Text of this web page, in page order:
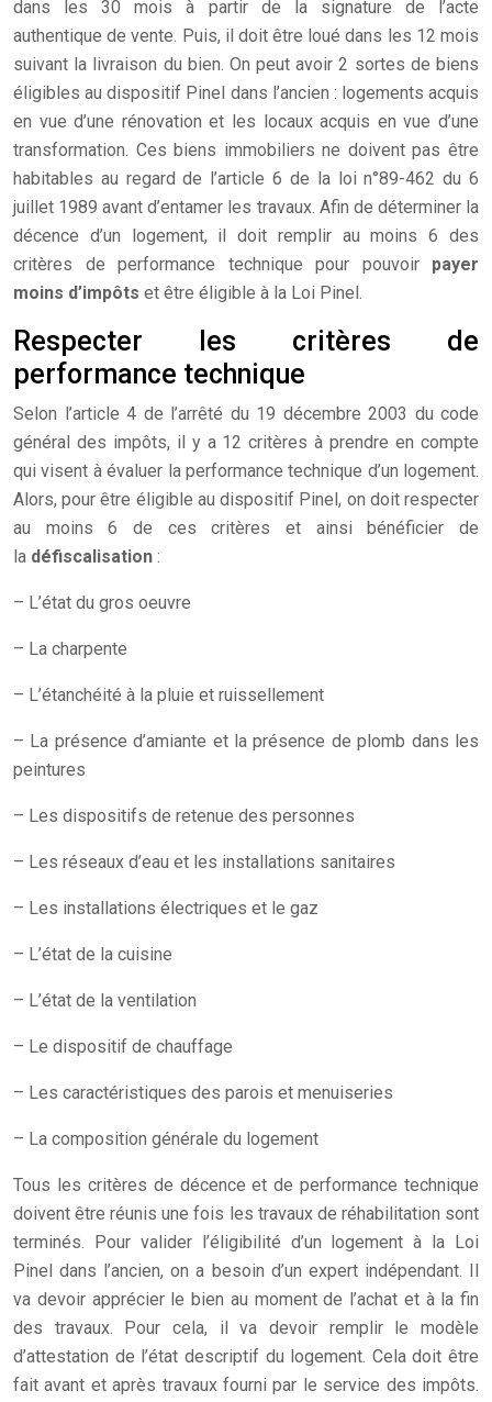
dans les 30 mois à partir de la signature de l’acte
authentique de vente. Puis, il doit être loué dans les 12 mois
suivant la livraison du bien. On peut avoir 2 sortes de biens
éligibles au dispositif Pinel dans l’ancien : logements acquis
en vue d’une rénovation et les locaux acquis en vue d’une
transformation. Ces biens immobiliers ne doivent pas être
habitables au regard de l’article 6 de la loi n°89-462 du 6
juillet 1989 avant d’entamer les travaux. Afin de déterminer la
décence d’un logement, il doit remplir au moins 6 des
critères de performance technique pour pouvoir payer
moins d’impôts et être éligible à la Loi Pinel.
Respecter les critères de
performance technique
Selon l’article 4 de l’arrêté du 19 décembre 2003 du code
général des impôts, il y a 12 critères à prendre en compte
qui visent à évaluer la performance technique d’un logement.
Alors, pour être éligible au dispositif Pinel, on doit respecter
au moins 6 de ces critères et ainsi bénéficier de
la défiscalisation :
– L’état du gros oeuvre
– La charpente
– L’étanchéité à la pluie et ruissellement
– La présence d’amiante et la présence de plomb dans les
peintures
– Les dispositifs de retenue des personnes
– Les réseaux d’eau et les installations sanitaires
– Les installations électriques et le gaz
– L’état de la cuisine
– L’état de la ventilation
– Le dispositif de chauffage
– Les caractéristiques des parois et menuiseries
– La composition générale du logement
Tous les critères de décence et de performance technique
doivent être réunis une fois les travaux de réhabilitation sont
terminés. Pour valider l’éligibilité d’un logement à la Loi
Pinel dans l’ancien, on a besoin d’un expert indépendant. Il
va devoir apprécier le bien au moment de l’achat et à la fin
des travaux. Pour cela, il va devoir remplir le modèle
d’attestation de l’état descriptif du logement. Cela doit être
fait avant et après travaux fourni par le service des impôts.